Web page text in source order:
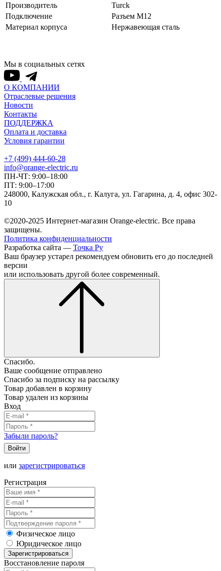
Производитель
Turck
Подключение
Разъем M12
Материал корпуса
Нержавеющая сталь
Мы в социальных сетях
О КОМПАНИИ
Отраслевые решения
Новости
Контакты
ПОДДЕРЖКА
Оплата и доставка
Условия гарантии
+7 (499) 444-60-28
info@orange-electric.ru
ПН-ЧТ: 9:00–18:00
ПТ: 9:00–17:00
248000, Калужская обл., г. Калуга, ул. Гагарина, д. 4, офис 302-
10
©2020-2025 Интернет-магазин Orange-electric. Все права
защищены.
Политика конфиденциальности
Разработка сайта — Точка Ру
Ваш браузер устарел рекомендуем обновить его до последней
версии
или использовать другой более современный.
Спасибо.
Ваше сообщение отправлено
Спасибо за подписку на рассылку
Товар добавлен в корзину
Товар удален из корзины
Вход
Забыли пароль?
Войти
или зарегистрироваться
Регистрация
Физическое лицо
Юридическое лицо
Зарегистрироваться
Восстановление пароля